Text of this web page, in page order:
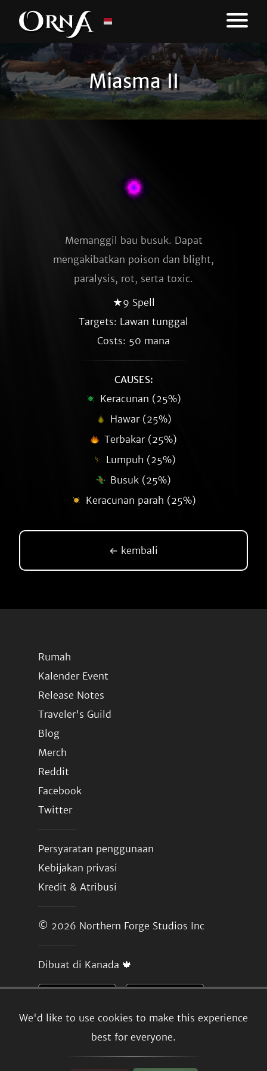
Miasma II
We'd like to use cookies to make this experience
best for everyone.
Memanggil bau busuk. Dapat
mengakibatkan poison dan blight,
paralysis, rot, serta toxic.
★9 Spell
Targets: Lawan tunggal
Costs: 50 mana
CAUSES:
Keracunan (25%)
Hawar (25%)
Terbakar (25%)
Lumpuh (25%)
Busuk (25%)
Keracunan parah (25%)
← kembali
Rumah
Kalender Event
Release Notes
Traveler's Guild
Blog
Merch
Reddit
Facebook
Twitter
Persyaratan penggunaan
Kebijakan privasi
Kredit & Atribusi
© 2026 Northern Forge Studios Inc
Dibuat di Kanada 🍁